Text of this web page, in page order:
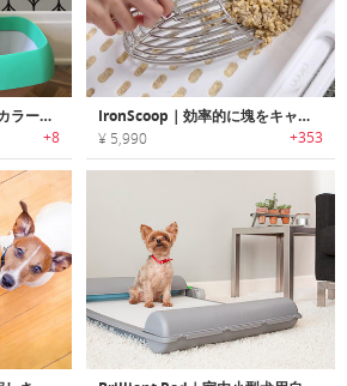
Luuup｜尿の状態で砂のカラーが変化する猫用ヘルスモニタリングトイレシステム「ループ」
+8
IronScoop｜効率的に塊をキャッチできる猫トイレ砂用スコップ「アイロンスクープ」
¥ 5,990 +353